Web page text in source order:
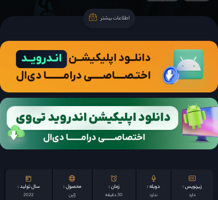
اطلاعات بیشتر
زیرنویس :
دارد
دوبله :
ندارد
زمان :
30 دقیقه
محصول :
ژاپن
سال تولید :
2022